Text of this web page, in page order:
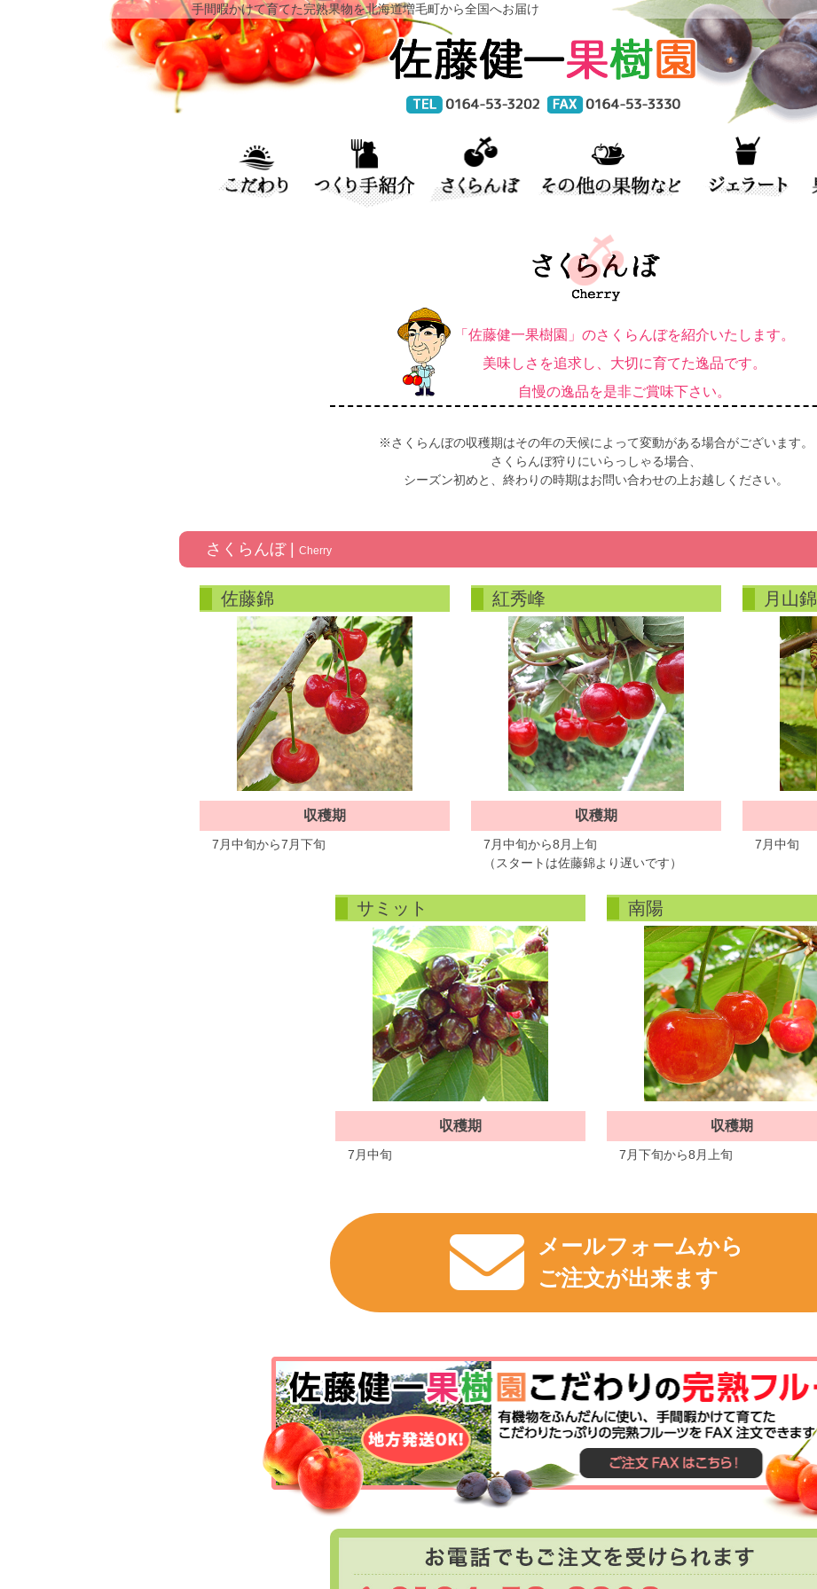
手間暇かけて育てた完熟果物を北海道増毛町から全国へお届け
「佐藤健一果樹園」のさくらんぼを紹介いたします。
美味しさを追求し、大切に育てた逸品です。
自慢の逸品を是非ご賞味下さい。
※さくらんぼの収穫期はその年の天候によって変動がある場合がございます。
さくらんぼ狩りにいらっしゃる場合、
シーズン初めと、終わりの時期はお問い合わせの上お越しください。
さくらんぼ | Cherry
佐藤錦
収穫期
7月中旬から7月下旬
紅秀峰
収穫期
7月中旬から8月上旬
（スタートは佐藤錦より遅いです）
月山錦
7月中旬
サミット
収穫期
7月中旬
南陽
収穫期
7月下旬から8月上旬
メールフォームから
ご注文が出来ます